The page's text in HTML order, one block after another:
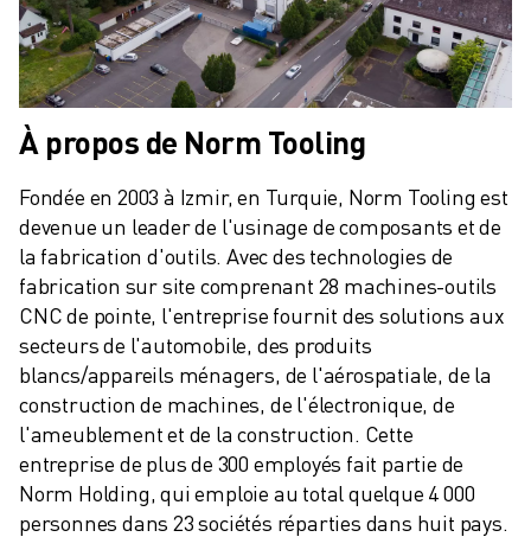
À propos de Norm Tooling
Fondée en 2003 à Izmir, en Turquie, Norm Tooling est
devenue un leader de l'usinage de composants et de
la fabrication d'outils. Avec des technologies de
fabrication sur site comprenant 28 machines-outils
CNC de pointe, l'entreprise fournit des solutions aux
secteurs de l'automobile, des produits
blancs/appareils ménagers, de l'aérospatiale, de la
construction de machines, de l'électronique, de
l'ameublement et de la construction. Cette
entreprise de plus de 300 employés fait partie de
Norm Holding, qui emploie au total quelque 4 000
personnes dans 23 sociétés réparties dans huit pays.